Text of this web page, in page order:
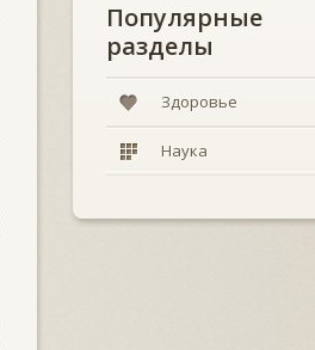
Популярные
разделы
Здоровье
Наука